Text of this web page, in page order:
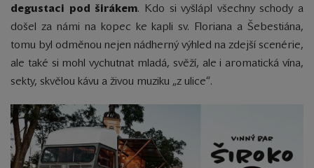
degustaci pod širákem. Kdo si vyšlápl všechny schody a
došel za námi na kopec ke kapli sv. Floriana a Šebestiána,
tomu byl odměnou nejen nádherný výhled na zdejší scenérie,
ale také si mohl vychutnat mladá, svěží, ale i aromatická vína,
sekty, skvělou kávu a živou muziku „z ulice“.